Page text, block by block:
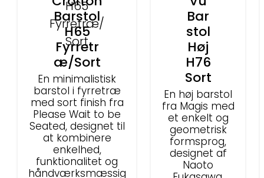
Barstol
H65
Fyrretr
æ/Sort
En minimalistisk
barstol i fyrretræ
med sort finish fra
Please Wait to be
Seated, designet til
at kombinere
enkelhed,
funktionalitet og
håndværksmæssig
Bar
stol
Høj
H76
Sort
En høj barstol
fra Magis med
et enkelt og
geometrisk
formsprog,
designet af
Naoto